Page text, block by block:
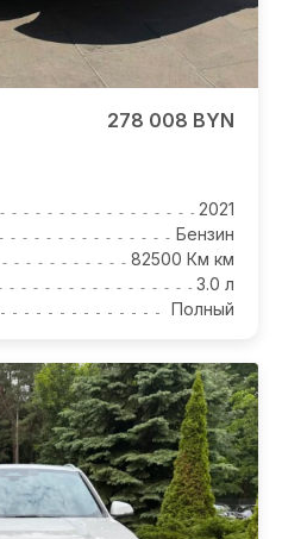
278 008 BYN
2021
Бензин
82500 Км км
3.0 л
Полный